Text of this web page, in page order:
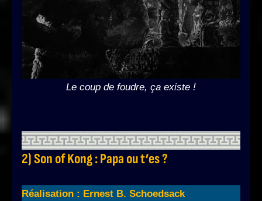
Le coup de foudre, ça existe !
2) Son of Kong : Papa ou t’es ?
Réalisation : Ernest B. Schoedsack